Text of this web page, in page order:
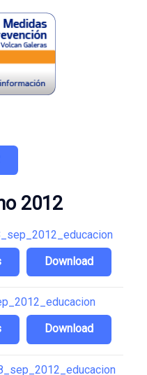
2012
Download
Download